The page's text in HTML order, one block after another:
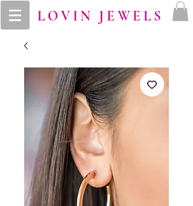
LOVIN JEWELS